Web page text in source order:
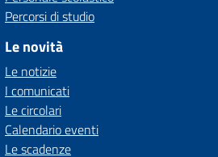
Percorsi di studio
Le novità
Le notizie
I comunicati
Le circolari
Calendario eventi
Le scadenze